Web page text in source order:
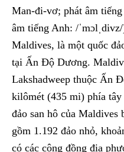
Man-đi-vơ; phát âm tiếng
âm tiếng Anh: /
Maldives, là một quốc
tại Ấn Độ Dương.
Lakshadweep thuộc Ấn
kilômét (435 mi) phía
đảo san hô của Maldives
gồm 1.192 đảo nhỏ,
có các cộng đồng địa